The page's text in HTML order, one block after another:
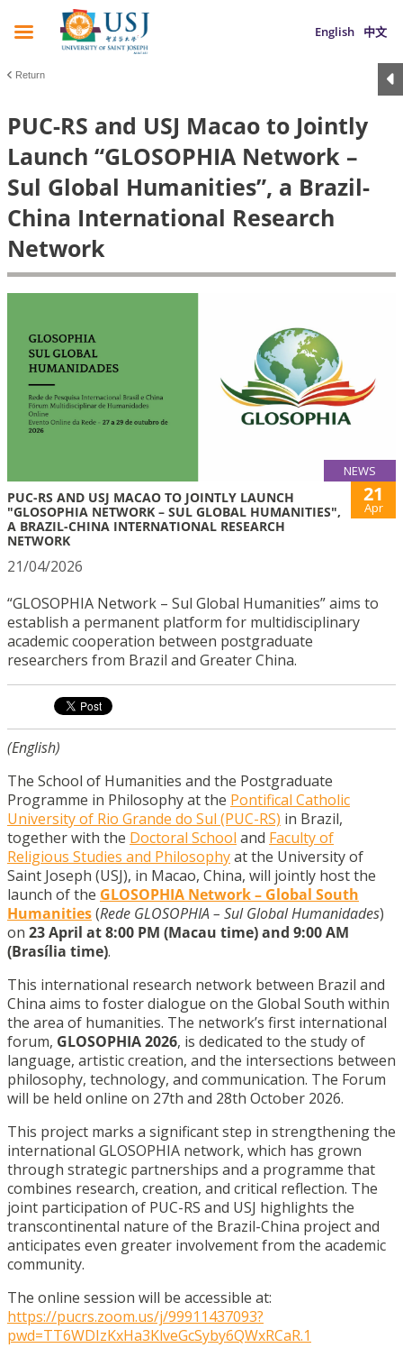
English 中文
Return
PUC-RS and USJ Macao to Jointly
Launch “GLOSOPHIA Network –
Sul Global Humanities”, a Brazil-
China International Research
Network
NEWS
PUC-RS AND USJ MACAO TO JOINTLY LAUNCH
"GLOSOPHIA NETWORK – SUL GLOBAL HUMANITIES",
A BRAZIL-CHINA INTERNATIONAL RESEARCH
NETWORK
21
Apr
21/04/2026
“GLOSOPHIA Network – Sul Global Humanities” aims to
establish a permanent platform for multidisciplinary
academic cooperation between postgraduate
researchers from Brazil and Greater China.
(English)
The School of Humanities and the Postgraduate
Programme in Philosophy at the Pontifical Catholic
University of Rio Grande do Sul (PUC-RS) in Brazil,
together with the Doctoral School and Faculty of
Religious Studies and Philosophyat the University of
Saint Joseph (USJ), in Macao, China, will jointly host the
launch of the GLOSOPHIA Network – Global South
Humanities(Rede GLOSOPHIA – Sul Global Humanidades)
on 23 April at 8:00 PM (Macau time) and 9:00 AM
(Brasília time).
This international research network between Brazil and
China aims to foster dialogue on the Global South within
the area of humanities. The network’s first international
forum, GLOSOPHIA 2026, is dedicated to the study of
language, artistic creation, and the intersections between
philosophy, technology, and communication. The Forum
will be held online on 27th and 28th October 2026.
This project marks a significant step in strengthening the
international GLOSOPHIA network, which has grown
through strategic partnerships and a programme that
combines research, creation, and critical reflection. The
joint participation of PUC-RS and USJ highlights the
transcontinental nature of the Brazil-China project and
anticipates even greater involvement from the academic
community.
The online session will be accessible at:
https://pucrs.zoom.us/j/99911437093?
pwd=TT6WDIzKxHa3KlveGcSyby6QWxRCaR.1